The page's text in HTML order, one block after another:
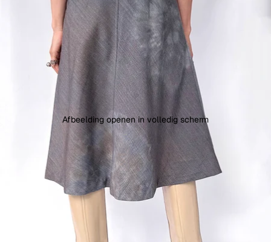
Afbeelding openen in volledig scherm